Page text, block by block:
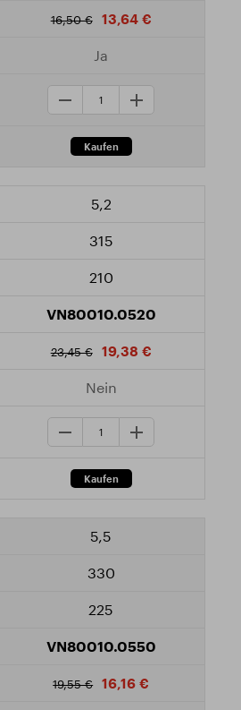
16,50 € 13,64 €
Ja
5,2
315
210
VN80010.0520
23,45 € 19,38 €
Nein
5,5
330
225
VN80010.0550
19,55 € 16,16 €